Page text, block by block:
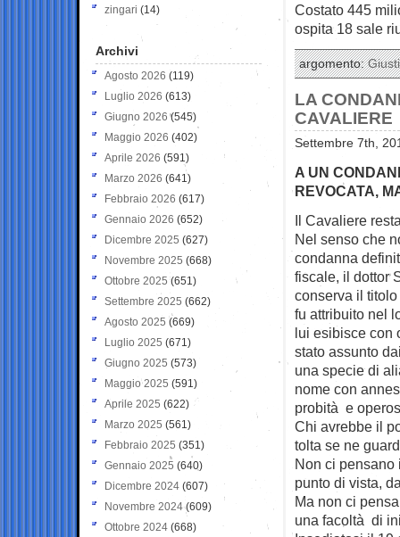
Costato 445
ospita 18 sale
argomento:
LA
CAVALIERE
Settembre 7th,
A UN
REVOCATA,
Il Cavaliere
Nel senso che
condanna
fiscale, il dottor
conserva il
fu attribuito nel
lui esibisce con
stato assunto
una specie di
nome con
probità e
Chi avrebbe il
tolta se ne
Non ci pensano
punto di vista,
Ma non ci
una facoltà di
zingari (14)
Archivi
Agosto 2026 (119)
Luglio 2026 (613)
Giugno 2026 (545)
Maggio 2026 (402)
Aprile 2026 (591)
Marzo 2026 (641)
Febbraio 2026 (617)
Gennaio 2026 (652)
Dicembre 2025 (627)
Novembre 2025 (668)
Ottobre 2025 (651)
Settembre 2025 (662)
Agosto 2025 (669)
Luglio 2025 (671)
Giugno 2025 (573)
Maggio 2025 (591)
Aprile 2025 (622)
Marzo 2025 (561)
Febbraio 2025 (351)
Gennaio 2025 (640)
Dicembre 2024 (607)
Novembre 2024(609)
Ottobre 2024 (668)